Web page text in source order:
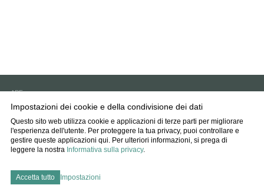
APF
info
agff.ch
Impressum
Disclaimer
Protezione dati
created by Internetgalerie AG
Impostazioni dei cookie e della condivisione dei dati
Questo sito web utilizza cookie e applicazioni di terze parti per migliorare
l'esperienza dell'utente. Per proteggere la tua privacy, puoi controllare e
gestire queste applicazioni qui. Per ulteriori informazioni, si prega di
leggere la nostra Informativa sulla privacy.
Accetta tutto Impostazioni